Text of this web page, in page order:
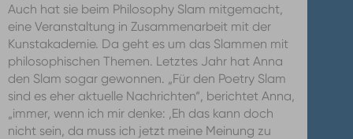
Auch hat sie beim Philosophy Slam mitgemacht,
eine Veranstaltung in Zusammenarbeit mit der
Kunstakademie. Da geht es um das Slammen mit
philosophischen Themen. Letztes Jahr hat Anna
den Slam sogar gewonnen. „Für den Poetry Slam
sind es eher aktuelle Nachrichten“, berichtet Anna,
„immer, wenn ich mir denke: ‚Eh das kann doch
nicht sein, da muss ich jetzt meine Meinung zu